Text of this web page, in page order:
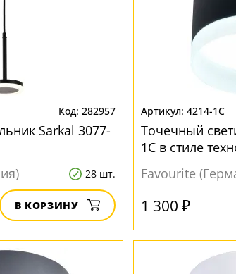
282957
Sarkal 3077-
28 шт.
В КОРЗИНУ
4214-1C
Точечный
1C в стиле
Favourite
1 300 ₽